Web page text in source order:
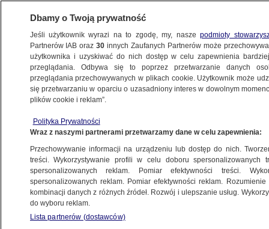
POLSKA
umorzone
26.03.2012, 17:43Aktualizacja: 26.03.2012, 19:24
Udostępnij
Dbamy o Twoją prywatność
Jeśli użytkownik wyrazi na to zgodę, my, naszepodmioty
Partnerów IAB oraz30 innych Zaufanych Partnerów może
użytkownika i uzyskiwać do nich dostęp w celu zapewnienia
przeglądania. Odbywa się to poprzez przetwarzanie danych
przeglądania przechowywanych w plikach cookie. Użytkownik może
się przetwarzaniu w oparciu o uzasadniony interes w dowolnym
plików cookie i reklam”.
Polityka Prywatności
Wraz z naszymi partnerami przetwarzamy dane w celu zapewnienia:
Przechowywanie informacji na urządzeniu lub dostęp do nich.
treści. Wykorzystywanie profili w celu doboru spersonalizowanych
spersonalizowanych reklam. Pomiar efektywności treści.
spersonalizowanych reklam. Pomiar efektywności reklam.
kombinacji danych z różnych źródeł. Rozwój i ulepszanie usług.
do wyboru reklam.
Lista partnerów (dostawców)